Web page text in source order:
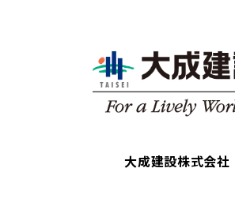
大成建設株式会社